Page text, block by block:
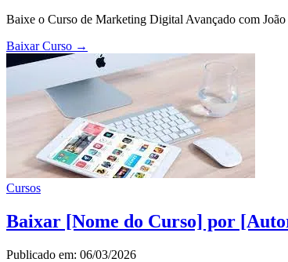
Baixe o Curso de Marketing Digital Avançado com
Baixar Curso →
Cursos
Baixar [Nome do Curso] por
Publicado em: 06/03/2026